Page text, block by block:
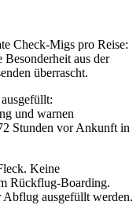
Check-Migs pro Reise:
aus der
überrascht.
und warnen
Stunden vor Ankunft in
Keine
Rückflug-Boarding.
ausgefüllt werden.